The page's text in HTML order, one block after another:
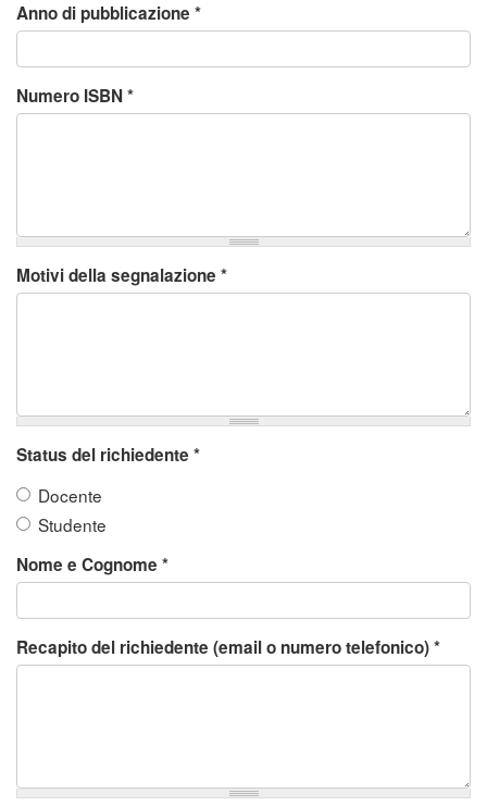
Anno di pubblicazione *
Numero ISBN*
Motivi della segnalazione *
Status del richiedente *
Docente
Studente
Nome e Cognome *
Recapito del richiedente (email o numero telefonico)*